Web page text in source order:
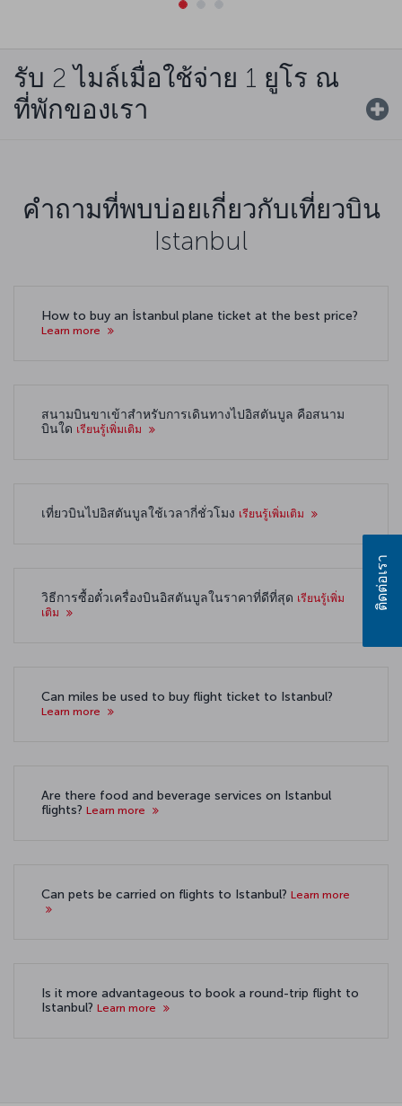
รับ 2 ไมล์เมื่อใช้จ่าย 1 ยูโร ณ
ที่พักของเรา
คำถามที่พบบ่อยเกี่ยวกับเที่ยวบิน
Istanbul
How to buy an İstanbul plane ticket at the best price?
Learn more
สนามบินขาเข้าสำหรับการเดินทางไปอิสตันบูล คือสนาม
บินใด เรียนรู้เพิ่มเติม
เที่ยวบินไปอิสตันบูลใช้เวลากี่ชั่วโมง เรียนรู้เพิ่มเติม
วิธีการซื้อตั๋วเครื่องบินอิสตันบูลในราคาที่ดีที่สุด เรียนรู้เพิ่ม
เติม
Can miles be used to buy flight ticket to Istanbul?
Learn more
Are there food and beverage services on Istanbul
flights? Learn more
Can pets be carried on flights to Istanbul? Learn more
Is it more advantageous to book a round-trip flight to
Istanbul? Learn more
ติดต่อเรา